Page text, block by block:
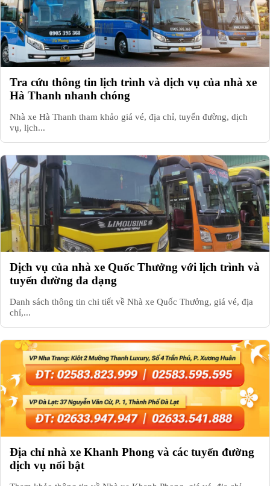
Tra cứu thông tin lịch trình và dịch vụ của nhà xe
Hà Thanh nhanh chóng
Nhà xe Hà Thanh tham khảo giá vé, địa chỉ, tuyến đường, dịch
vụ, lịch...
Dịch vụ của nhà xe Quốc Thưởng với lịch trình và
tuyến đường đa dạng
Danh sách thông tin chi tiết về Nhà xe Quốc Thưởng, giá vé, địa
chỉ,...
Địa chỉ nhà xe Khanh Phong và các tuyến đường
dịch vụ nổi bật